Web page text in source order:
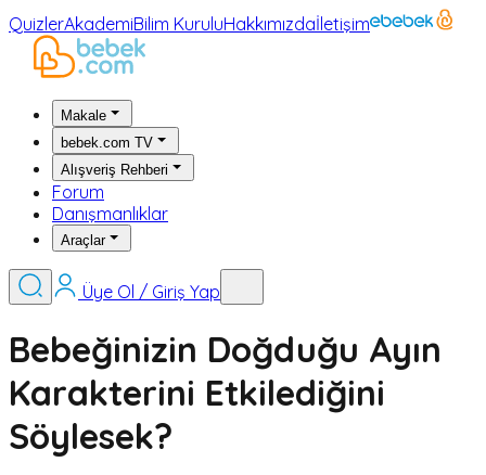
QuizlerAkademiBilim KuruluHakkımızdaİletişim
Makale
bebek.com TV
Alışveriş Rehberi
Forum
Danışmanlıklar
Araçlar
Üye Ol / Giriş Yap
Bebeğinizin Doğduğu Ayın
Karakterini Etkilediğini
Söylesek?